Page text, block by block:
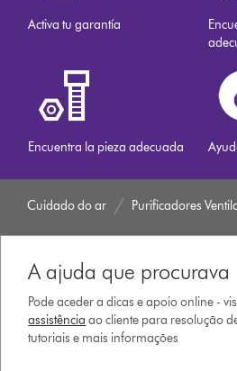
Activa tu garantía
Encuentra la pieza adecuada
Cuidado do ar Purificadores
A ajuda que procurava
Pode aceder a dicas e apoio online -
assistência ao cliente para resolução
tutoriais e mais informações